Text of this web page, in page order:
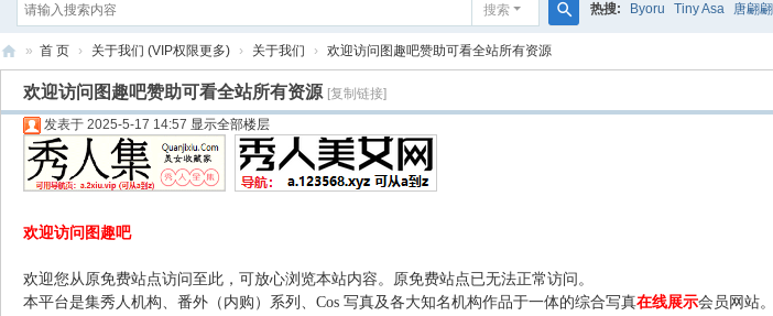
搜索
索
热搜: Byoru Tiny Asa 唐翩翩
趣
» 首 页 › 关于我们 (VIP权限更多) › 关于我们 › 欢迎访问图趣吧赞助可看全站所有资源
欢迎访问图趣吧赞助可看全站所有资源 [复制链接]
发表于 2025-5-17 14:57 显示全部楼层
欢迎访问图趣吧
欢迎您从原免费站点访问至此，可放心浏览本站内容。原免费站点已无法正常访问。
本平台是集秀人机构、番外（内购）系列、Cos 写真及各大知名机构作品于一体的综合写真在线展示会员网站。